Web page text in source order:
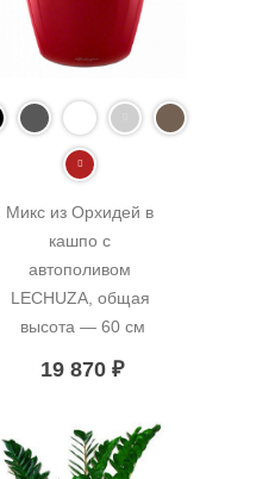
Микс из Орхидей в
кашпо с
автополивом
LECHUZA, общая
высота — 60 см
19 870₽